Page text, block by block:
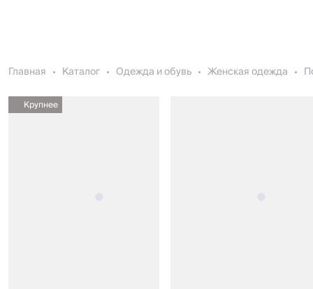
Главная Каталог Одежда и обувь Женская одежда
Крупнее